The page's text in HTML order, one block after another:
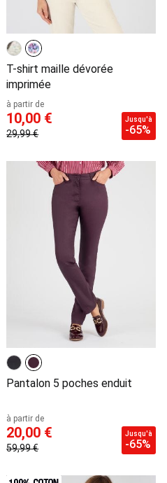
T-shirt maille dévorée
imprimée
à partir de
10,00 €
29,99 €
Jusqu'à
-65%
Pantalon 5 poches enduit
à partir de
20,00 €
59,99 €
Jusqu'à
-65%